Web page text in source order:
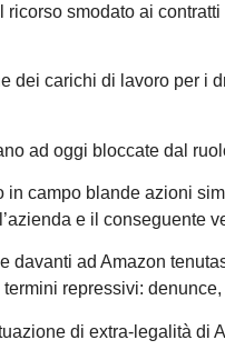
smodato ai
dei carichi di lavoro per i
ad oggi bloccate dal
in campo blande azioni
e il conseguente
davanti ad Amazon
repressivi:
di extra-legalità di